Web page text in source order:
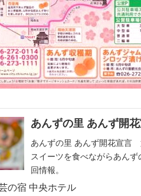
あんずの里 あんず開
あんずの里 あんず開花宣言
スイーツを食べながらあん
回情報。
の宿 中央ホテル